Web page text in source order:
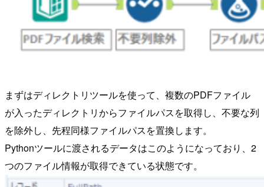
まずはディレクトリツールを使って、複数のPDFファイル
が入ったディレクトリからファイルパスを取得し、不要な列
を除外し、先程同様ファイルパスを置換します。
Pythonツールに渡されるデータはこのようになっており、2
つのファイル情報が取得できている状態です。